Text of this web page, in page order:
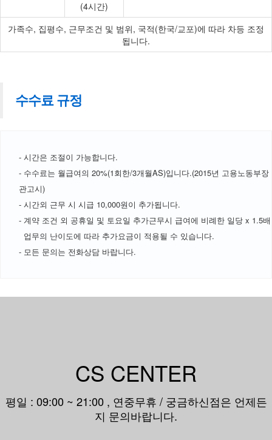
(4시간)
가족수, 집평수, 근무조건 및 범위, 국적(한국/교포)에 따라 차등 조정
됩니다.
수수료 규정
- 시간은 조절이 가능합니다.
- 수수료는 월급여의 20%(1회한/3개월AS)입니다.(2015년 고용노동부장
관고시)
- 시간외 근무 시 시급 10,000원이 추가됩니다.
- 계약 조건 외 공휴일 및 토요일 추가근무시 급여에 비례한 일당 x 1.5배
업무의 난이도에 따라 추가요금이 적용될 수 있습니다.
- 모든 문의는 전화상담 바랍니다.
CS CENTER
평일 : 09:00 ~ 21:00 , 연중무휴 / 궁금하신점은 언제든
지 문의바랍니다.